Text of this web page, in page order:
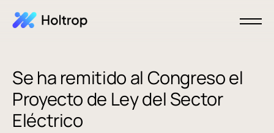
Se ha remitido al Congreso el
Proyecto de Ley del Sector
Eléctrico